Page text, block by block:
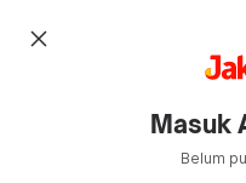
close
Masuk
Belum